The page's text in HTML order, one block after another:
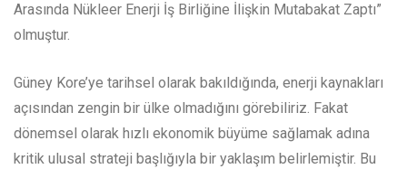
Arasında Nükleer Enerji İş Birliğine İlişkin Mutabakat Zaptı”
olmuştur.
Güney Kore’ye tarihsel olarak bakıldığında, enerji kaynakları
açısından zengin bir ülke olmadığını görebiliriz. Fakat
dönemsel olarak hızlı ekonomik büyüme sağlamak adına
kritik ulusal strateji başlığıyla bir yaklaşım belirlemiştir. Bu